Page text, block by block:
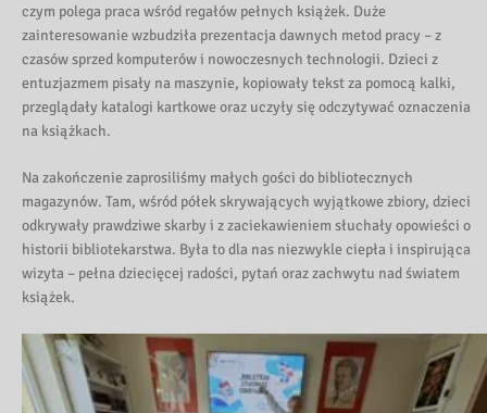
czym polega praca wśród regałów pełnych książek. Duże
zainteresowanie wzbudziła prezentacja dawnych metod pracy – z
czasów sprzed komputerów i nowoczesnych technologii. Dzieci z
entuzjazmem pisały na maszynie, kopiowały tekst za pomocą kalki,
przeglądały katalogi kartkowe oraz uczyły się odczytywać oznaczenia
na książkach.
Na zakończenie zaprosiliśmy małych gości do bibliotecznych
magazynów. Tam, wśród półek skrywających wyjątkowe zbiory, dzieci
odkrywały prawdziwe skarby i z zaciekawieniem słuchały opowieści o
historii bibliotekarstwa. Była to dla nas niezwykle ciepła i inspirująca
wizyta – pełna dziecięcej radości, pytań oraz zachwytu nad światem
książek.